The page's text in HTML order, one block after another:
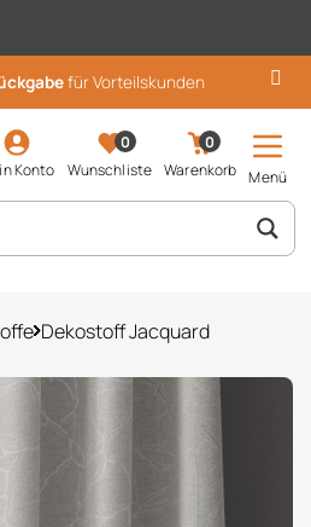
für Vorteilskunden
Konto
0
Wunschliste
0
Warenkorb
Menü
...
Dekostoff Jacquard